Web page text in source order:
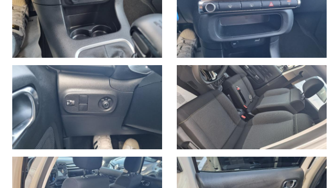
indicando una prima valutazione indicativa migliroabile di persona.
dal 1978. Nel 2000 ha ampliato la gamma di servizi per i clienti con una moderna autofficina
di tutte le marche.
nuova sede in via Braja 48r a Savona.
Citroen, con sede in Via Nizza 18 a Savona.